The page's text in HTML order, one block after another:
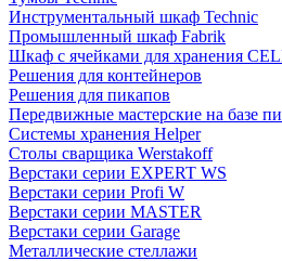
Инструментальный шкаф Technic
Промышленный шкаф Fabrik
Шкаф с ячейками для хранения
Решения для контейнеров
Решения для пикапов
Передвижные мастерские на базе
Системы хранения Helper
Столы сварщика Werstakoff
Верстаки серии EXPERT WS
Верстаки серии Profi W
Верстаки серии MASTER
Верстаки серии Garage
Металлические стеллажи